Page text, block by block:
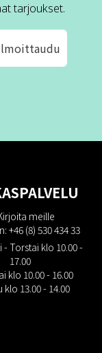
tarjoukset.
meille
+46 (8) 530 434 33
- Torstai klo 10.00 -
17.00
klo 10.00 - 16.00
klo 13.00 - 14.00